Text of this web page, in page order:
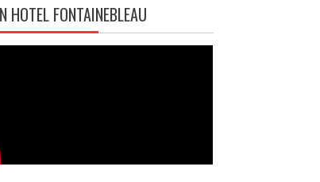
HOTEL FONTAINEBLEAU